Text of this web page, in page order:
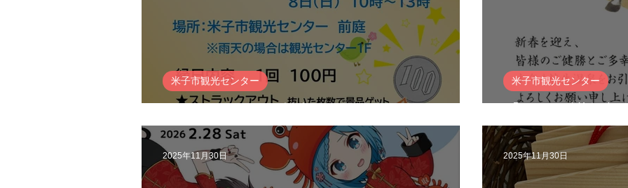
kaike イベント情報✨
米子市観光センター
【2026 謹賀新
米子市観光センター
2025年11月30日 2025年11月30日